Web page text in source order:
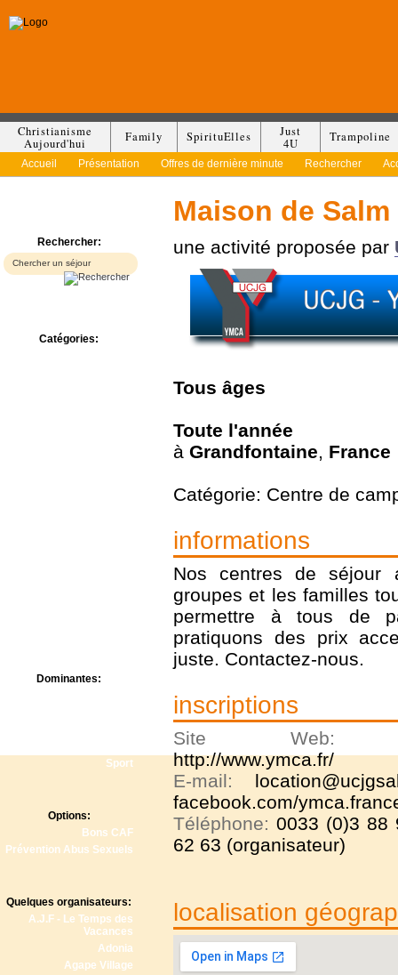
Christianisme
Aujourd'hui
Family SpirituElles
Just
4U
Trampoline
Accueil Présentation Offres de dernière minute Rechercher
Rechercher:
Catégories:
Dominantes:
Sport
Options:
Bons CAF
Prévention Abus Sexuels
Quelques organisateurs:
A.J.F - Le Temps des
Vacances
Adonia
Agape Village
Maison de Salm
une activité proposée par
Tous âges
Toute l'année
à Grandfontaine, France
Catégorie: Centre de
informations
Nos centres de séjour
groupes et les familles
permettre à tous de
pratiquons des prix
juste. Contactez-nous.
inscriptions
Site
http://www.ymca.fr/
E-mail:
facebook.com/
Téléphone: 0033 (0)3 88
62 63 (organisateur)
localisation